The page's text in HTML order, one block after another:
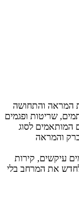
המראה והתחושה
שריטות ופגמים
המותאמים לסוג
והמראה
עיקשים, קירות
את המרחב בלי